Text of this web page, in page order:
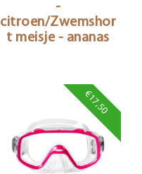
-
citroen/Zwemshor
t meisje - ananas
€17,50